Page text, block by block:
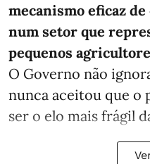
mecanismo eficaz
num setor que
pequenos
O Governo não
nunca aceitou que o
ser o elo mais frágil